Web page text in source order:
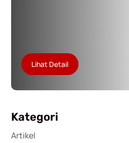
Lihat Detail
Kategori
Artikel